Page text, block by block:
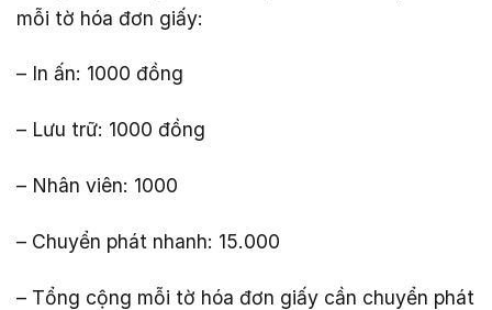
mỗi tờ hóa đơn giấy:
– In ấn: 1000 đồng
– Lưu trữ: 1000 đồng
– Nhân viên: 1000
– Chuyển phát nhanh: 15.000
– Tổng cộng mỗi tờ hóa đơn giấy cần chuyển phát